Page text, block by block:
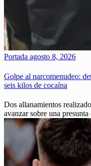
Portada agosto 8, 2026
Golpe al narcomenudeo:
seis kilos de cocaína
Dos allanamientos
avanzar sobre una